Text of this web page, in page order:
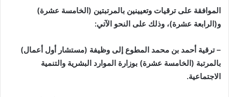
الموافقة على ترقيات وتعيينين بالمرتبتين (الخامسة عشرة)
و(الرابعة عشرة)، وذلك على النحو الآتي:
– ترقية أحمد بن محمد المطوع إلى وظيفة (مستشار أول أعمال)
بالمرتبة (الخامسة عشرة) بوزارة الموارد البشرية والتنمية
الاجتماعية.